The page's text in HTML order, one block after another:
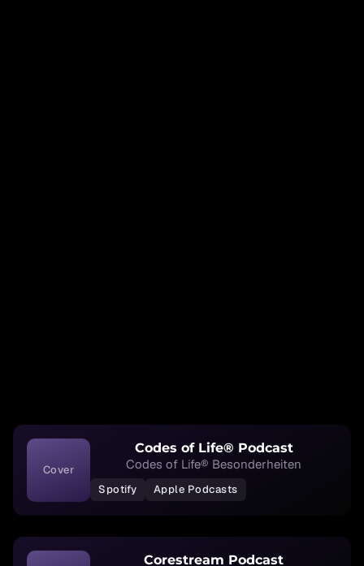
Cover
Codes of Life® Podcast
Codes of Life® Besonderheiten
Spotify Apple Podcasts
Corestream Podcast